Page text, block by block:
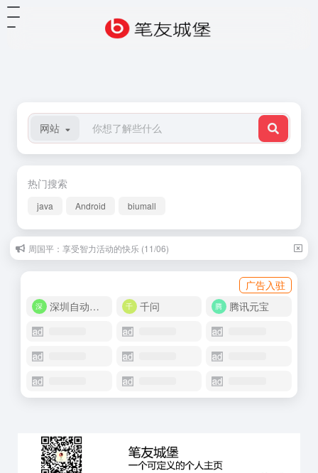
网站
热门搜索
java Android biumall
周国平：享受智力活动的快乐 (11/06)
广告入驻
深圳自动化商城
千问 腾讯元宝